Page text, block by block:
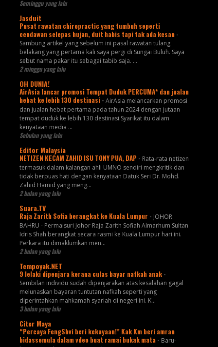
Seminggu yang lalu
Jasduit
Pusat rawatan chiropractic yang tumbuh seperti
cendawan selepas hujan, duit habis tapi tak ada kesan -
Sambung artikel yang sebelum ini pasal rawatan tulang
belakang yang pertama kali saya pergi di Sungai Buluh. Saya
sebut nama pakar itu sebagai tabib saja. ...
2 minggu yang lalu
OH DUNIA!
AirAsia lancar promosi Tempat Duduk PERCUMA* dan jualan
hebat ke lebih 130 destinasi - AirAsia melancarkan promosi
dan jualan hebat pertama pada tahun 2024 dengan jutaan
tempat duduk ke lebih 130 destinasi.Syarikat itu dalam
kenyataan media ...
Sebulan yang lalu
Editor Malaysia
NETIZEN KECAM ZAHID ISU TONY PUA, DAP - Rata-rata netizen
termasuk dalam kalangan ahli UMNO sendiri mengkritik dan
tidak berpuas hati dengan kenyataan Datuk Seri Dr. Mohd.
Zahid Hamid yang meng...
2 bulan yang lalu
Suara.TV
Raja Zarith Sofia berangkat ke Kuala Lumpur - JOHOR
BAHRU - Permaisuri Johor Raja Zarith Sofiah Almarhum Sultan
Idris Shah berangkat secara rasmi ke Kuala Lumpur hari ini.
Perkara itu dimaklumkan men...
2 bulan yang lalu
Tempoyak.NET
9 lelaki dipenjara kerana culas bayar nafkah anak -
Sembilan individu sudah dipenjarakan atas kesalahan gagal
melunaskan bayaran tuntutan nafkah seperti yang
diperintahkan mahkamah syariah di negeri ini. K...
3 bulan yang lalu
Citer Maya
“Percaya FengShvi beri kekayaan!” Kak Km beri amran
bidassemula dalam vdeo buat ramai bukak mata - Baru-